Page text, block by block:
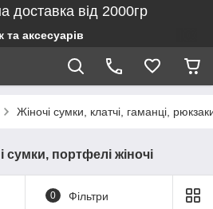
доставка від 2000гр
та аксесуарів
Жіночі сумки, клатчі, гаманці,
сумки, портфелі жіночі
0 Фільтри